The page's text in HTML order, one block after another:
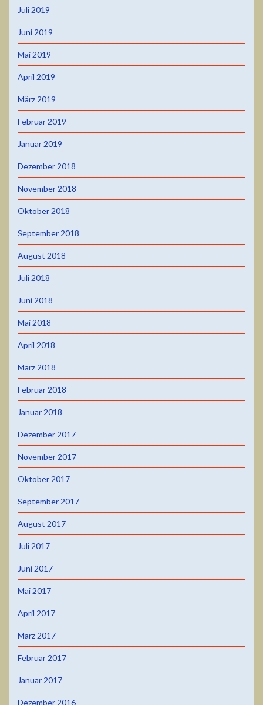
Juli 2019
Juni 2019
Mai 2019
April 2019
März 2019
Februar 2019
Januar 2019
Dezember 2018
November 2018
Oktober 2018
September 2018
August 2018
Juli 2018
Juni 2018
Mai 2018
April 2018
März 2018
Februar 2018
Januar 2018
Dezember 2017
November 2017
Oktober 2017
September 2017
August 2017
Juli 2017
Juni 2017
Mai 2017
April 2017
März 2017
Februar 2017
Januar 2017
Dezember 2016